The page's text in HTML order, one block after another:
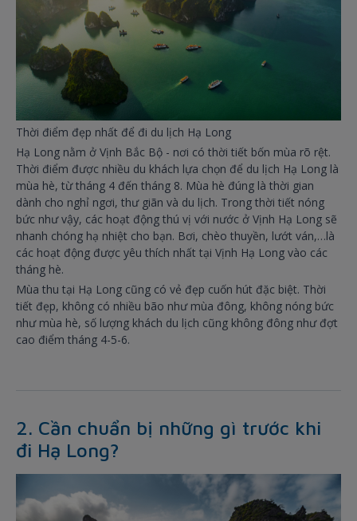
Thời điểm đẹp nhất để đi du lịch Hạ Long
Hạ Long nằm ở Vịnh Bắc Bộ - nơi có thời tiết bốn mùa rõ rệt.
Thời điểm được nhiều du khách lựa chọn để du lịch Hạ Long là
mùa hè, từ tháng 4 đến tháng 8. Mùa hè đúng là thời gian
dành cho nghỉ ngơi, thư giãn và du lịch. Trong thời tiết nóng
bức như vậy, các hoạt động thú vị với nước ở Vịnh Hạ Long sẽ
nhanh chóng hạ nhiệt cho bạn. Bơi, chèo thuyền, lướt ván,…là
các hoạt động được yêu thích nhất tại Vịnh Hạ Long vào các
tháng hè.
Mùa thu tại Hạ Long cũng có vẻ đẹp cuốn hút đặc biệt. Thời
tiết đẹp, không có nhiều bão như mùa đông, không nóng bức
như mùa hè, số lượng khách du lịch cũng không đông như đợt
cao điểm tháng 4-5-6.
2. Cần chuẩn bị những gì trước khi
đi Hạ Long?